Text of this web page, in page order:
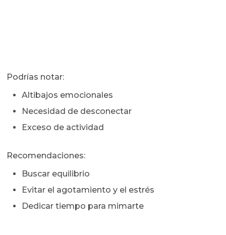
Podrías notar:
Altibajos emocionales
Necesidad de desconectar
Exceso de actividad
Recomendaciones:
Buscar equilibrio
Evitar el agotamiento y el estrés
Dedicar tiempo para mimarte